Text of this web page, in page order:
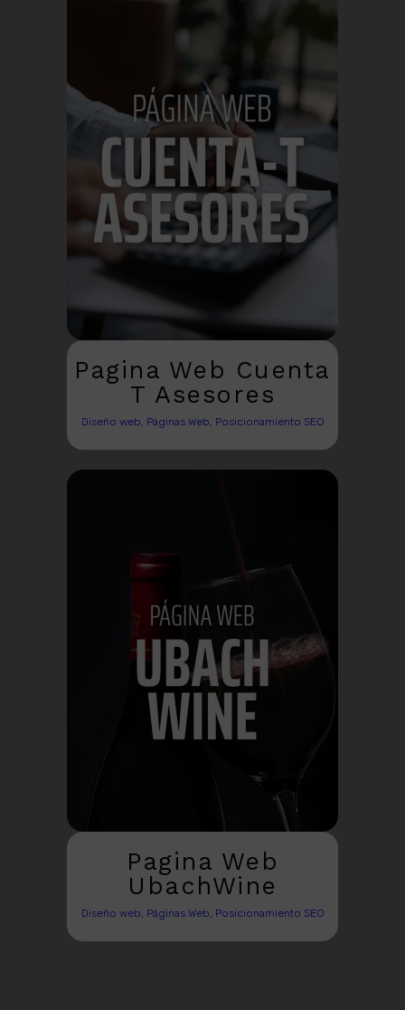
Pagina Web Cuenta
T Asesores
Diseño web, Páginas Web, Posicionamiento SEO
Pagina Web
UbachWine
Diseño web, Páginas Web, Posicionamiento SEO